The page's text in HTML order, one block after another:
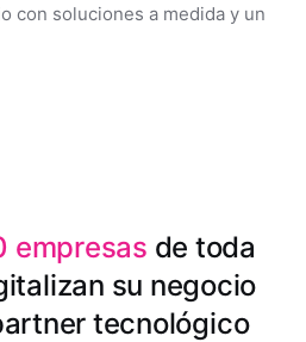
con soluciones a medida y un
empresas de toda
su negocio
tecnológico